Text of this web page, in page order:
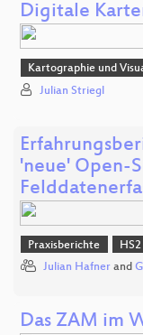
Digitale
Kartographie und
Julian Striegl
'neue' Open-
Praxisberichte
Julian Hafner and
Das ZAM im